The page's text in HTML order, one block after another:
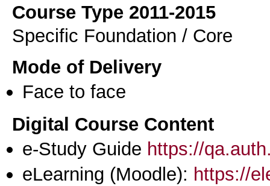
Course Type 2011-2015
Specific Foundation / Core
Mode of Delivery
Face to face
Digital Course Content
e-Study Guide https://
eLearning (Moodle): https://